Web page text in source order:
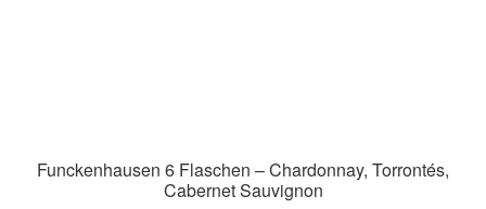
Funckenhausen 6 Flaschen – Chardonnay, Torrontés,
Cabernet Sauvignon